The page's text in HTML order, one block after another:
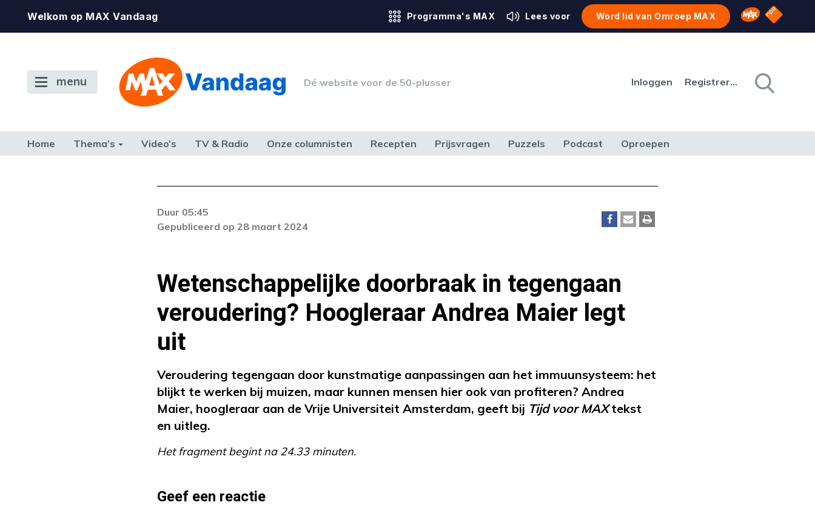
Welkom op MAX Vandaag Programma's MAX Lees voor Word lid van Omroep MAX Omroep MAX
NPO
menu Dé website voor de 50-plusser Inloggen Registreren
Home Thema’s Video’s TV & Radio Onze columnisten Recepten Prijsvragen Puzzels Podcast Oproepen
Er is een licentie-fout opgetreden. Als het probleem
zich blijft voordoen, neem dan contact op met onze
Duur 05:45
Gepubliceerd op 28 maart 2024
Wetenschappelijke doorbraak in tegengaan
veroudering? Hoogleraar Andrea Maier legt
uit
Veroudering tegengaan door kunstmatige aanpassingen aan het immuunsysteem: het
blijkt te werken bij muizen, maar kunnen mensen hier ook van profiteren? Andrea
Maier, hoogleraar aan de Vrije Universiteit Amsterdam, geeft bij Tijd voor MAXtekst
en uitleg.
Het fragment begint na 24.33 minuten.
Geef een reactie